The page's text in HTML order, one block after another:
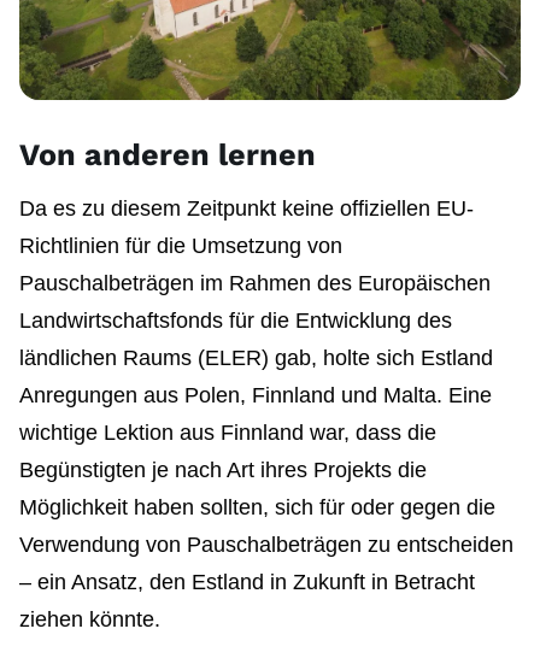
Von anderen lernen
Da es zu diesem Zeitpunkt keine offiziellen EU-
Richtlinien für die Umsetzung von
Pauschalbeträgen im Rahmen des Europäischen
Landwirtschaftsfonds für die Entwicklung des
ländlichen Raums (ELER) gab, holte sich Estland
Anregungen aus Polen, Finnland und Malta. Eine
wichtige Lektion aus Finnland war, dass die
Begünstigten je nach Art ihres Projekts die
Möglichkeit haben sollten, sich für oder gegen die
Verwendung von Pauschalbeträgen zu entscheiden
– ein Ansatz, den Estland in Zukunft in Betracht
ziehen könnte.